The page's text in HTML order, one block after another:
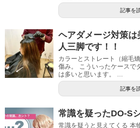
記事を
ヘアダメージ対策
人三脚です！！
カラーとストレート（縮毛
傷み。 こういったケースで
は多いと思います。 ...
記事を
常識を疑ったDO-S
常識を疑うと見えてくる 本